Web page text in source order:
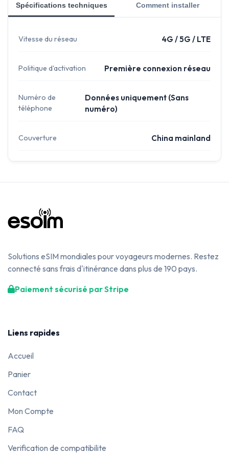
Spécifications techniques Comment installer
Vitesse du réseau 4G / 5G / LTE
Politique d'activation Première connexion réseau
Numéro de
téléphone
Données uniquement (Sans
numéro)
Couverture China mainland
Solutions eSIM mondiales pour voyageurs modernes. Restez
connecté sans frais d'itinérance dans plus de 190 pays.
Paiement sécurisé par Stripe
Liens rapides
Accueil
Panier
Contact
Mon Compte
FAQ
Verification de compatibilite